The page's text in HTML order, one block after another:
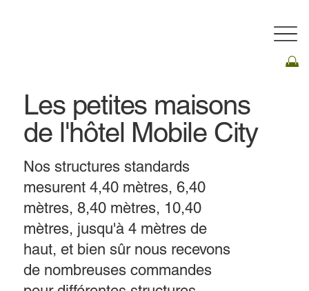
Nos structures standards
mesurent 4,40 mètres, 6,40
mètres, 8,40 mètres, 10,40
mètres, jusqu'à 4 mètres de
haut, et bien sûr nous recevons
de nombreuses commandes
​Les petites maisons
de l'hôtel Mobile City